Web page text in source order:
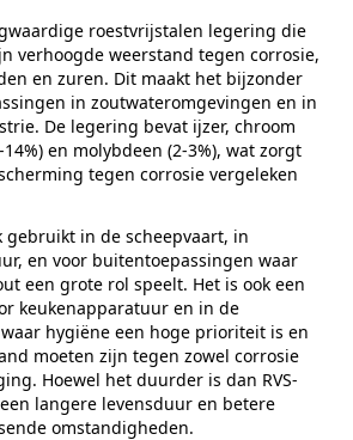
6 mm
10 mm
Binnenzeskant
100 stuks
RVS Products
roestvrijstalen legering die
verhoogde weerstand tegen corrosie,
en zuren. Dit maakt het bijzonder
in zoutwateromgevingen en in
De legering bevat ijzer, chroom
14%) en molybdeen (2-3%), wat zorgt
tegen corrosie vergeleken
gebruikt in de scheepvaart, in
en voor buitentoepassingen waar
een grote rol speelt. Het is ook een
keukenapparatuur en in de
hygiëne een hoge prioriteit is en
moeten zijn tegen zowel corrosie
Hoewel het duurder is dan RVS-
langere levensduur en betere
omstandigheden.